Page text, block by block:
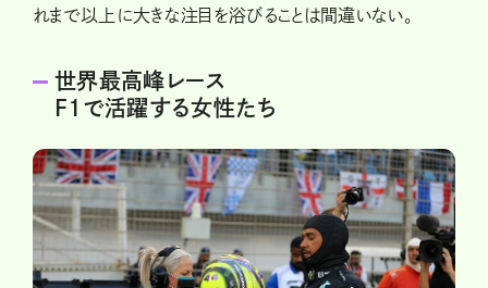
れまで以上に大きな注目を浴びることは間違いない。
世界最高峰レース
F1で活躍する女性たち